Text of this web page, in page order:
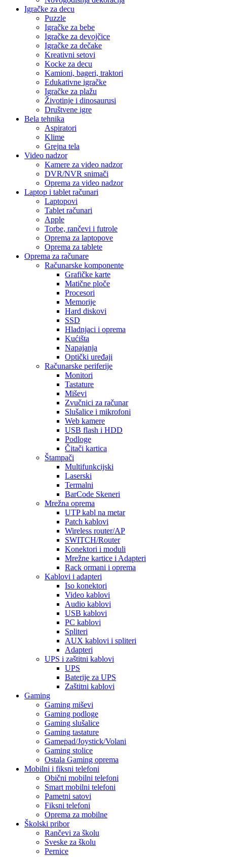
Igračke za decu
Puzzle
Igračke za bebe
Igračke za devojčice
Igračke za dečake
Kreativni setovi
Kocke za decu
Kamioni, bageri, traktori
Edukativne igračke
Igračke za plažu
Životinje i dinosaurusi
Društvene igre
Bela tehnika
Aspiratori
Klime
Grejna tela
Video nadzor
Kamere za video nadzor
DVR/NVR snimači
Oprema za video nadzor
Laptop i tablet računari
Laptopovi
Tablet računari
Apple
Torbe, rančevi i futrole
Oprema za laptopove
Oprema za tablete
Oprema za računare
Računarske komponente
Grafičke karte
Matične ploče
Procesori
Memorije
Hard diskovi
SSD
Hladnjaci i oprema
Kućišta
Napajanja
Optički uređaji
Računarske periferije
Monitori
Tastature
Miševi
Zvučnici za računar
Slušalice i mikrofoni
Web kamere
USB flash i HDD
Podloge
Čitači kartica
Štampači
Multifunkcijski
Laserski
Termalni
BarCode Skeneri
Mrežna oprema
UTP kabl na metar
Patch kablovi
Wireless router/AP
SWITCH/Router
Konektori i moduli
Mrežne kartice i Adapteri
Rack ormani i oprema
Kablovi i adapteri
Iso konektori
Video kablovi
Audio kablovi
USB kablovi
PC kablovi
Spliteri
AUX kablovi i spliteri
Adapteri
UPS i zaštitni kablovi
UPS
Baterije za UPS
Zaštitni kablovi
Gaming
Gaming miševi
Gaming podloge
Gaming slušalice
Gaming tastature
Gamepad/Joystick/Volani
Gaming stolice
Ostala Gaming oprema
Mobilni i fiksni telefoni
Obični mobilni telefoni
Smart mobilni telefoni
Pametni satovi
Fiksni telefoni
Oprema za mobilne
Školski pribor
Rančevi za školu
Sveske za školu
Pernice